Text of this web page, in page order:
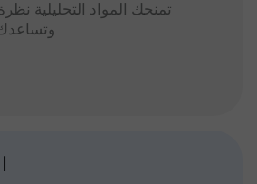
تمنحك المواد التحليلية